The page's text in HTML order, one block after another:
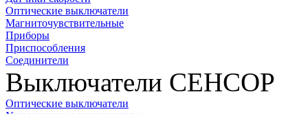
Оптические выключатели
Магниточувствительные
Приборы
Приспособления
Соединители
Выключатели СЕНСОР
Оптические выключатели